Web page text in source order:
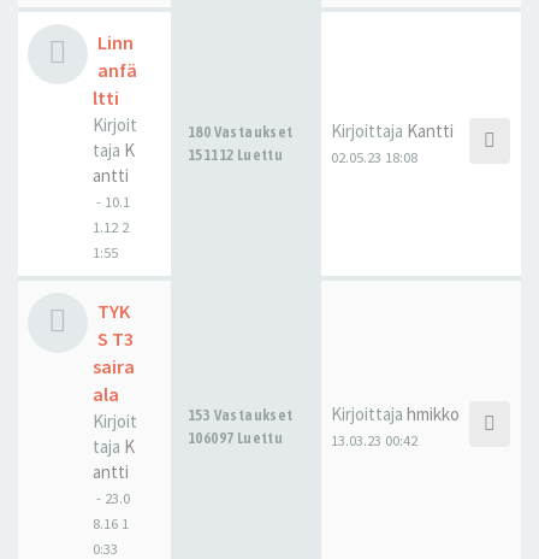
Linn
anfä
ltti
Kirjoit
taja K
antti
- 10.1
1.12 2
1:55
180 Vastaukset
151112 Luettu
Kirjoittaja Kantti
02.05.23 18:08
TYK
S T3
saira
ala
Kirjoit
taja K
antti
- 23.0
8.16 1
0:33
153 Vastaukset
106097 Luettu
Kirjoittaja hmikko
13.03.23 00:42